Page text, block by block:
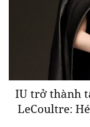
IU trở thành
LeCoultre: